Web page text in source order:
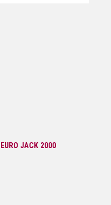
JACK 2000